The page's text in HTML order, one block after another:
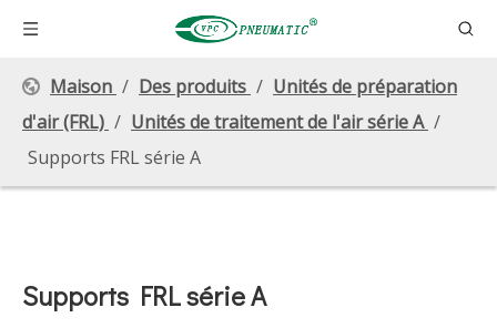
Maison / Des produits / Unités de préparation
d'air (FRL) / Unités de traitement de l'air série A /
Supports FRL série A
Supports FRL série A